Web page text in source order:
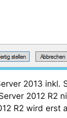
2013 inkl.
2012 R2
R2 wird erst